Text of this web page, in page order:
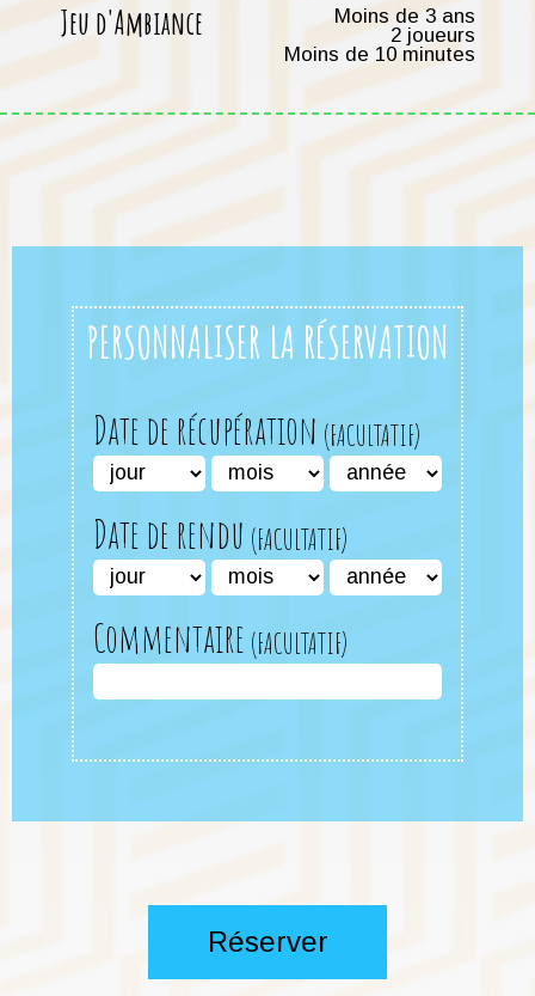
Jeu d'Ambiance
Moins de 3 ans
2 joueurs
Moins de 10 minutes
PERSONNALISER LA RÉSERVATION
Date de récupération
Date de rendu
Commentaire
Réserver